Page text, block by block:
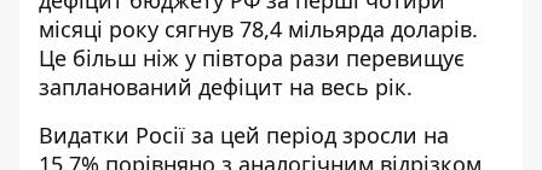
місяці року сягнув 78,4 мільярда доларів.
Це більш ніж у півтора рази перевищує
запланований дефіцит на весь рік.
Видатки Росії за цей період зросли на